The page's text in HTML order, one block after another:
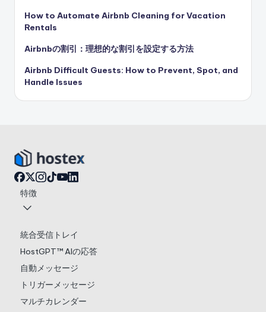
How to Automate Airbnb Cleaning for Vacation
Rentals
Airbnbの割引：理想的な割引を設定する方法
Airbnb Difficult Guests: How to Prevent, Spot, and
Handle Issues
特徴
統合受信トレイ
HostGPT™ AIの応答
自動メッセージ
トリガーメッセージ
マルチカレンダー